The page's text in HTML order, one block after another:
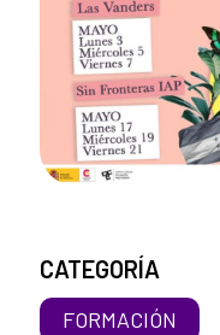
CATEGORÍA
FORMACIÓN